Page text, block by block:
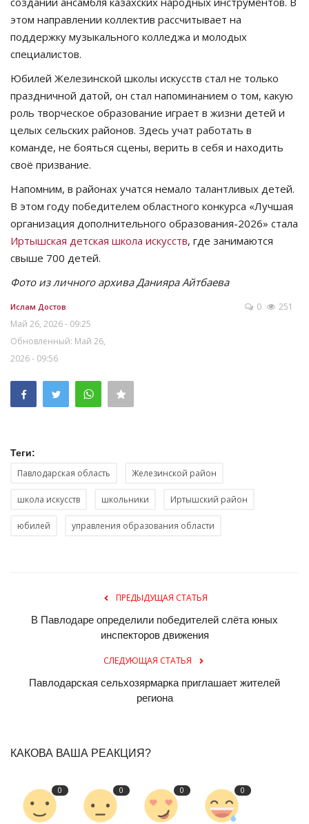
этом направлении коллектив рассчитывает на
поддержку музыкального колледжа и молодых
специалистов.
Юбилей Железинской школы искусств стал не только
праздничной датой, он стал напоминанием о том, какую
роль творческое образование играет в жизни детей и
целых сельских районов. Здесь учат работать в
команде, не бояться сцены, верить в себя и находить
своё призвание.
Напомним, в районах учатся немало талантливых детей.
В этом году победителем областного конкурса «Лучшая
организация дополнительного образования-2026» стала
Иртышская детская школа искусств, где занимаются
свыше 700 детей.
Фото из личного архива Данияра Айтбаева
Ислам Достов
Май 26, 2026 - 09:25
Обновленный: Май 26,
2026 - 09:56
0 251
Теги:
Павлодарская область Железинской район
школа искусств школьники Иртышский район
юбилей управления образования области
ПРЕДЫДУЩАЯ СТАТЬЯ
В Павлодаре определили победителей слёта юных
инспекторов движения
СЛЕДУЮЩАЯ СТАТЬЯ
Павлодарская сельхозярмарка приглашает жителей
региона
КАКОВА ВАША РЕАКЦИЯ?
0 0 0 0